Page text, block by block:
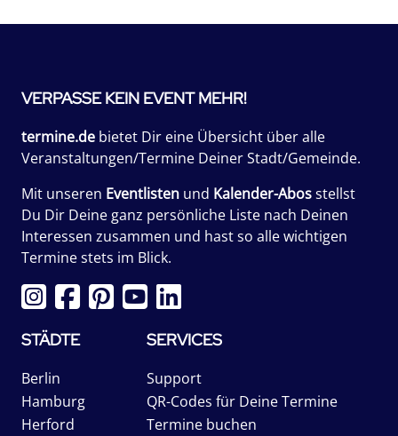
VERPASSE KEIN EVENT MEHR!
termine.de bietet Dir eine Übersicht über alle
Veranstaltungen/Termine Deiner Stadt/Gemeinde.
Mit unseren Eventlisten und Kalender-Abosstellst
Du Dir Deine ganz persönliche Liste nach Deinen
Interessen zusammen und hast so alle wichtigen
Termine stets im Blick.
STÄDTE
Berlin
Hamburg
Herford
SERVICES
Support
QR-Codes für Deine Termine
Termine buchen